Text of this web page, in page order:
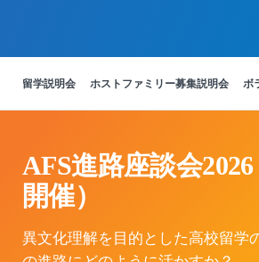
留学説明会 ホストファミリー募集説明会 ボ
AFS進路座談会
開催）
異文化理解を目的とした高校留学